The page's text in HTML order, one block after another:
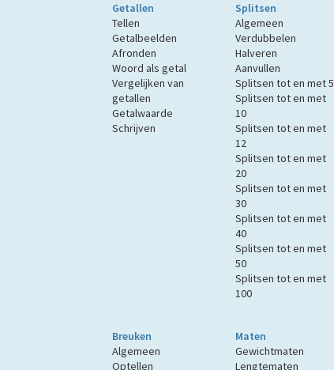
Getallen
Tellen
Getalbeelden
Afronden
Woord als getal
Vergelijken van
getallen
Getalwaarde
Schrijven
Splitsen
Algemeen
Verdubbelen
Halveren
Aanvullen
Splitsen tot en met 5
Splitsen tot en met
10
Splitsen tot en met
12
Splitsen tot en met
20
Splitsen tot en met
30
Splitsen tot en met
40
Splitsen tot en met
50
Splitsen tot en met
100
Breuken
Algemeen
Optellen
Maten
Gewichtmaten
Lengtematen